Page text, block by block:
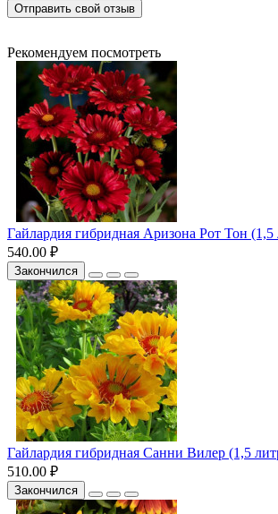
Отправить свой отзыв
Рекомендуем посмотреть
Гайлардия гибридная Аризона Рот Тон (1,5
540.00 ₽
Закончился
Гайлардия гибридная Санни Вилер (1,5
510.00 ₽
Закончился